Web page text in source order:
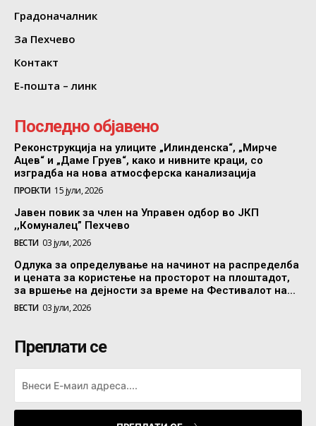
Градоначалник
За Пехчево
Контакт
Е-пошта – линк
Последно објавено
Реконструкција на улиците „Илинденска“, „Мирче
Ацев“ и „Даме Груев“, како и нивните краци, со
изградба на нова атмосферска канализација
ПРОЕКТИ 15 јули, 2026
Јавен повик за член на Управен одбор во ЈКП
,,Комуналец” Пехчево
ВЕСТИ 03 јули, 2026
Одлука за определување на начинот на распределба
и цената за користење на просторот на плоштадот,
за вршење на дејности за време на Фестивалот на...
ВЕСТИ 03 јули, 2026
Преплати се